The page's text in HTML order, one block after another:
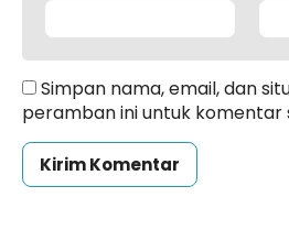
Simpan nama, email, dan
peramban ini untuk komentar